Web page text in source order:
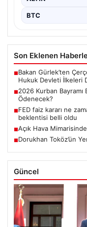
BTC
Son Eklenen
■Bakan Gürlek’ten
Hukuk Devleti İlkeleri
■2026 Kurban Bayramı
Ödenecek?
■FED faiz kararı ne
beklentisi belli oldu
■Açık Hava
■Dorukhan Toköz’ün
Güncel